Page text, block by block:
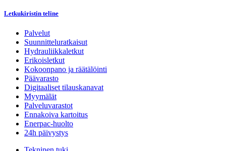
Letkukiristin teline
Palvelut
Suunnitteluratkaisut
Hydrauliikkaletkut
Erikoisletkut
Kokoonpano ja räätälöinti
Päävarasto
Digitaaliset tilauskanavat
Myymälät
Palveluvarastot
Ennakoiva kartoitus
Enerpac-huolto
24h päivystys